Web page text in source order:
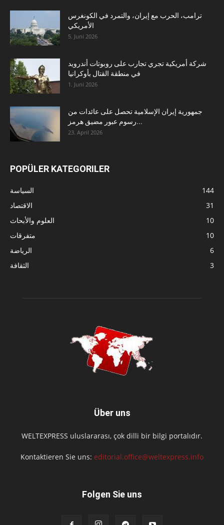
ترامب، الحرب مع إيران، والتمرد في الكونغرس
الأمريكي
5. Juni 2026
شركة أمريكية تجري تجارب على روبوتات أندرويد
في منطقة القتال بأوكرانيا
1. Juni 2026
جمهورية إيران الإسلامية تحصل على عائدات من
رسوم عبور مضيق هرمز...
23. April 2026
POPÜLER KATEGORILER
السياسة
144
الاقتصاد
31
العلوم والأبحاث
10
متفرقات
10
الرياضة
6
الثقافة
3
Über uns
WELTEXPRESS uluslararası, çok dilli bir bilgi portalıdır.
Kontaktieren Sie uns: editorial.office@weltexpress.info
Folgen Sie uns